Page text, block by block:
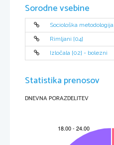
Sorodne vsebine
Sociološka metodologija
Rimljani [04]
Izločala [02] - bolezni
Statistika prenosov
DNEVNA PORAZDELITEV